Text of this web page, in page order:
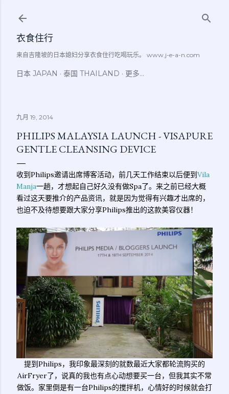
衣食住行
来自吉隆坡的日本媳妇分享衣食住行吃喝玩乐。 www.j-e-a-n.com
日本 JAPAN 泰国 THAILAND 更多…
九月 19, 2014
PHILIPS MALAYSIA LAUNCH - VISAPURE
GENTLE CLEANSING DEVICE
收到Philips邀请出席博客活动，前几天工作结束以后便到Vila
Manja一趟，才想起自己好久没有做Spa了。来之前已经大概
看过这天要推介的产品资讯，就是因为觉得有兴趣才出席的，
也迫不及待想要跟大家分享Philips推出的这款美容仪器！
提到Philips，我印象最深刻的就数最近大家都轮流购买的
AirFryer了，说真的我也有点心动想要买一台，但我其实不常
做饭。家里倒是有一台Philips的搅拌机，心情好的时候就会打